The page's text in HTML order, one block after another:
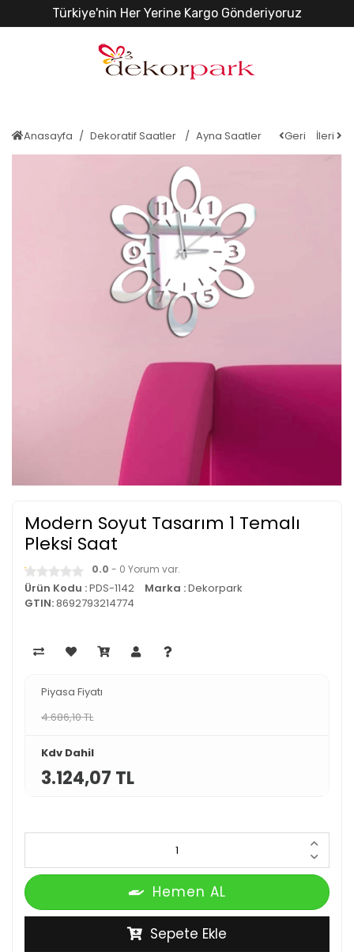
Türkiye'nin Her Yerine Kargo Gönderiyoruz
Anasayfa Dekoratif Saatler Ayna Saatler Geri İleri
Modern Soyut Tasarım 1 Temalı
Pleksi Saat
0.0 - 0 Yorum var.
Ürün Kodu :PDS-1142 Marka :Dekorpark
GTIN:8692793214774
Piyasa Fiyatı
4.686,10 TL
Kdv Dahil
3.124,07 TL
Hemen AL
Sepete Ekle